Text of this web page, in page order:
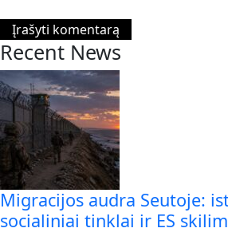
Recent News
Migracijos audra Seutoje:
socialiniai tinklai ir ES